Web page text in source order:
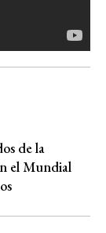
de la
el Mundial